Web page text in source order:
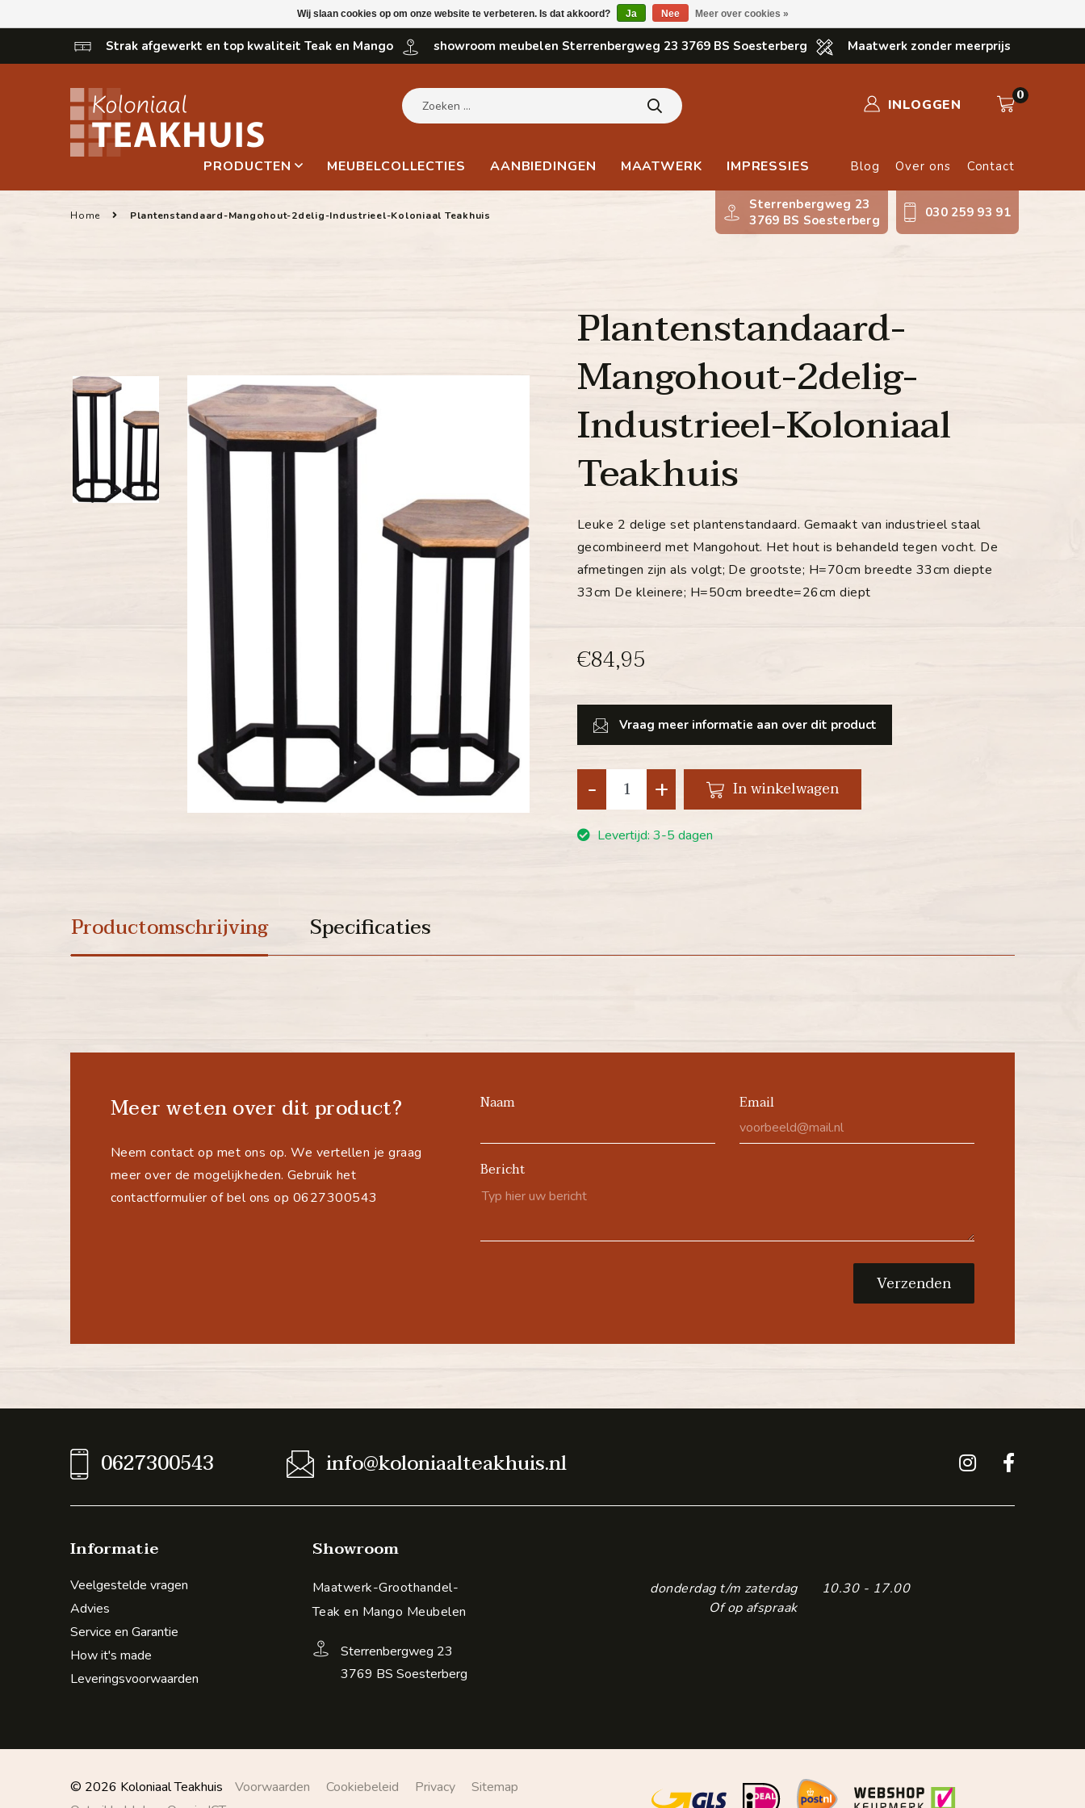
Strak afgewerkt en top kwaliteit Teak en Mango showroom meubelen Sterrenbergweg 23 3769 BS Soesterberg Maatwerk zonder meerprijs
INLOGGEN
0
PRODUCTEN MEUBELCOLLECTIES AANBIEDINGEN MAATWERK IMPRESSIES Blog Over ons Contact
Sterrenbergweg 23
3769 BS Soesterberg
030 259 93 91
Home Plantenstandaard-Mangohout-2delig-Industrieel-Koloniaal Teakhuis
Plantenstandaard-
Mangohout-2delig-
Industrieel-Koloniaal
Teakhuis
Leuke 2 delige set plantenstandaard. Gemaakt van industrieel staal
gecombineerd met Mangohout. Het hout is behandeld tegen vocht. De
afmetingen zijn als volgt; De grootste; H=70cm breedte 33cm diepte
33cm De kleinere; H=50cm breedte=26cm diept
€84,95
Vraag meer informatie aan over dit product
+
- In winkelwagen
Levertijd: 3-5 dagen
Productomschrijving Specificaties
Meer weten over dit product?
Neem contact op met ons op. We vertellen je graag
meer over de mogelijkheden. Gebruik het
contactformulier of bel ons op 0627300543
Naam Email
Bericht
Verzenden
0627300543 info@koloniaalteakhuis.nl
Informatie
Veelgestelde vragen
Advies
Service en Garantie
How it's made
Leveringsvoorwaarden
Showroom
Maatwerk-Groothandel-
Teak en Mango Meubelen
Sterrenbergweg 23
3769 BS Soesterberg
donderdag t/m zaterdag
10.30 - 17.00
Of op afspraak
© 2026 Koloniaal Teakhuis Voorwaarden Cookiebeleid Privacy
Sitemap
Wij slaan cookies op om onze website te verbeteren. Is dat akkoord? Ja Nee Meer over cookies »